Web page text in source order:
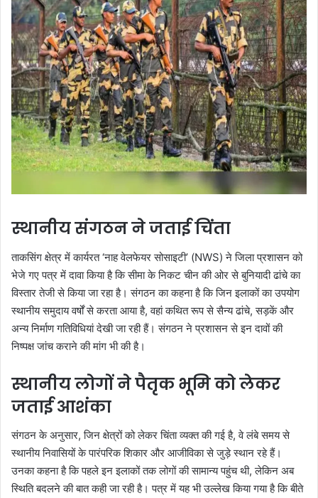
स्थानीय संगठन ने जताई चिंता
ताकसिंग क्षेत्र में कार्यरत ‘नाह वेलफेयर सोसाइटी’ (NWS) ने जिला प्रशासन को
भेजे गए पत्र में दावा किया है कि सीमा के निकट चीन की ओर से बुनियादी ढांचे का
विस्तार तेजी से किया जा रहा है। संगठन का कहना है कि जिन इलाकों का उपयोग
स्थानीय समुदाय वर्षों से करता आया है, वहां कथित रूप से सैन्य ढांचे, सड़कें और
अन्य निर्माण गतिविधियां देखी जा रही हैं। संगठन ने प्रशासन से इन दावों की
निष्पक्ष जांच कराने की मांग भी की है।
स्थानीय लोगों ने पैतृक भूमि को लेकर
जताई आशंका
संगठन के अनुसार, जिन क्षेत्रों को लेकर चिंता व्यक्त की गई है, वे लंबे समय से
स्थानीय निवासियों के पारंपरिक शिकार और आजीविका से जुड़े स्थान रहे हैं।
उनका कहना है कि पहले इन इलाकों तक लोगों की सामान्य पहुंच थी, लेकिन अब
स्थिति बदलने की बात कही जा रही है। पत्र में यह भी उल्लेख किया गया है कि बीते